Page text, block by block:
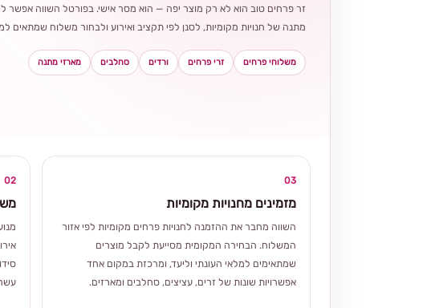
זר פרחים טוב הוא לא רק מוצר יפה — הוא מסר אישי. בפורטל השווה אפשר
מתנה של חנויות מקומיות, לסנן לפי תקציב ואירוע ולבחור משלוח שמתאים
משלוחי פרחים זרי פרחים ורדים סחלבים מארזי מתנה
02 03
מזמינים מחנויות מקומיות
השווה מחבר את ההזמנה לחנויות פרחים מקומיות לפי אזור
המשלוח. הבחירה המקומית מסייעת לקבל מוצרים
שמתאימים למלאי העונתי וליעד, ומרכזת במקום אחד
אפשרויות שונות של זרים, עציצים, סחלבים ומארזים.